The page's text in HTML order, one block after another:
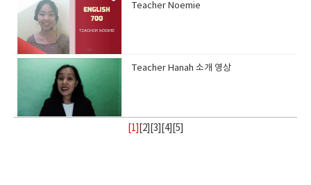
Teacher Noemie
Teacher Hanah 소개 영상
[1] 2][ 3 4][ 5